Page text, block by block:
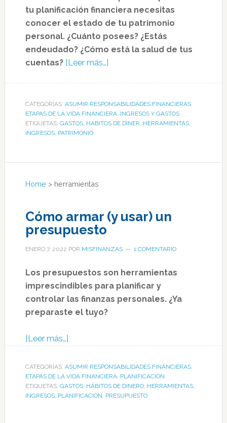
tu planificación financiera necesitas
conocer el estado de tu patrimonio
personal. ¿Cuánto posees? ¿Estás
endeudado? ¿Cómo está la salud de tus
cuentas? [Leer más…]
CATEGORÍAS: ASUMIR RESPONSABILIDADES FINANCIERAS,
ETAPAS DE LA VIDA FINANCIERA, INGRESOS Y GASTOS
ETIQUETAS: GASTOS, HABITOS DE DINER, HERRAMIENTAS,
INGRESOS, PATRIMONIO
Home > herramientas
Cómo armar (y usar) un
presupuesto
ENERO 7, 2022 POR MISFINANZAS 1 COMENTARIO
Los presupuestos son herramientas
imprescindibles para planificar y
controlar las finanzas personales. ¿Ya
preparaste el tuyo?
[Leer más…]
CATEGORÍAS: ASUMIR RESPONSABILIDADES FINANCIERAS,
ETAPAS DE LA VIDA FINANCIERA, PLANIFICACIÓN
ETIQUETAS: GASTOS, HÁBITOS DE DINERO, HERRAMIENTAS,
INGRESOS, PLANIFICACIÓN, PRESUPUESTO